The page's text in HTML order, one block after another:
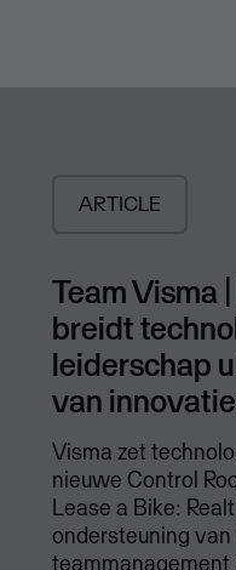
ARTICLE
Team Visma
breidt
leiderschap
van
Visma zet
nieuwe Control
Lease a Bike:
ondersteuning van